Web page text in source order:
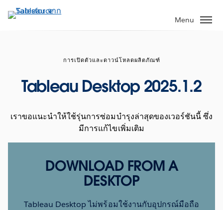
ไป
Menu
การเปิดตัวและดาวน์โหลดผลิตภัณฑ์
Tableau Desktop 2025.1.2
เราขอแนะนำให้ใช้รุ่นการซ่อมบำรุงล่าสุดของเวอร์ชันนี้ ซึ่ง
มีการแก้ไขเพิ่มเติม
DOWNLOAD FROM A
DESKTOP
Tableau Desktop ไม่พร้อมใช้งานกับอุปกรณ์มือถือ